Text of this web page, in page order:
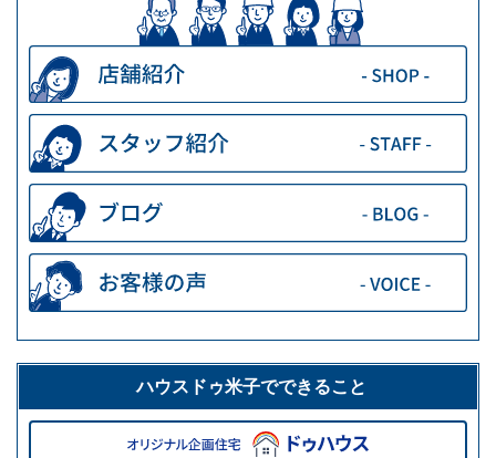
ハウスドゥ米子でできること